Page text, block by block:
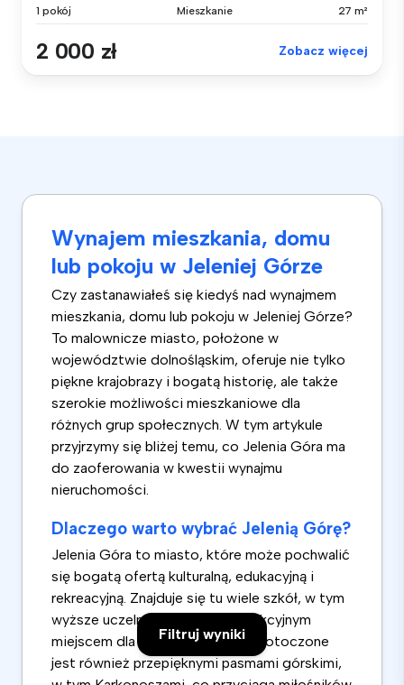
Filtruj wyniki
1 pokój Mieszkanie 27 m²
2 000 zł Zobacz więcej
Wynajem mieszkania, domu
lub pokoju w Jeleniej Górze
Czy zastanawiałeś się kiedyś nad wynajmem
mieszkania, domu lub pokoju w Jeleniej Górze?
To malownicze miasto, położone w
województwie dolnośląskim, oferuje nie tylko
piękne krajobrazy i bogatą historię, ale także
szerokie możliwości mieszkaniowe dla
różnych grup społecznych. W tym artykule
przyjrzymy się bliżej temu, co Jelenia Góra ma
do zaoferowania w kwestii wynajmu
nieruchomości.
Dlaczego warto wybrać Jelenią Górę?
Jelenia Góra to miasto, które może pochwalić
się bogatą ofertą kulturalną, edukacyjną i
rekreacyjną. Znajduje się tu wiele szkół, w tym
wyższe uczelnie, co czyni je atrakcyjnym
miejscem dla studentów. Miasto otoczone
jest również przepięknymi pasmami górskimi,